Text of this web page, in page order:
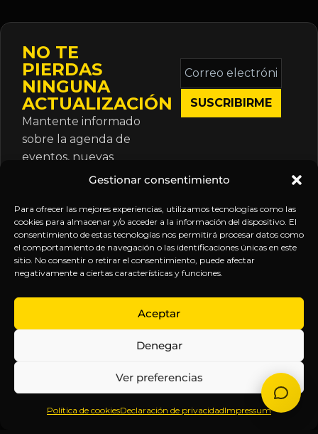
Gestionar consentimiento
Para ofrecer las mejores experiencias, utilizamos tecnologías como las
cookies para almacenar y/o acceder a la información del dispositivo. El
consentimiento de estas tecnologías nos permitirá procesar datos como
el comportamiento de navegación o las identificaciones únicas en este
sitio. No consentir o retirar el consentimiento, puede afectar
negativamente a ciertas características y funciones.
Aceptar
Denegar
Ver preferencias
Política de cookiesDeclaración de privacidadImpressum
NO TE
PIERDAS
NINGUNA
ACTUALIZACIÓN
Mantente informado
sobre la agenda de
eventos, nuevas
publicaciones y
suscripción.
Correo
electrónico
*
Inteligencia
Anticipándonos
EXPLORA
Inicio
Sobre
Contenido
Webinars
LEGAL
Política
de
Términos y
Aviso
SÍGUENOS